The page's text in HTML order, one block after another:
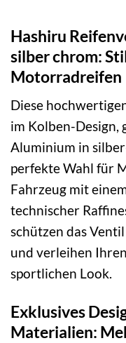
Hashiru
silber chrom:
Motorradreifen
Diese
im Kolben-Design,
Aluminium in
perfekte Wahl für
Fahrzeug mit
technischer
schützen das
und verleihen Ihren
sportlichen Look.
Exklusives
Materialien: